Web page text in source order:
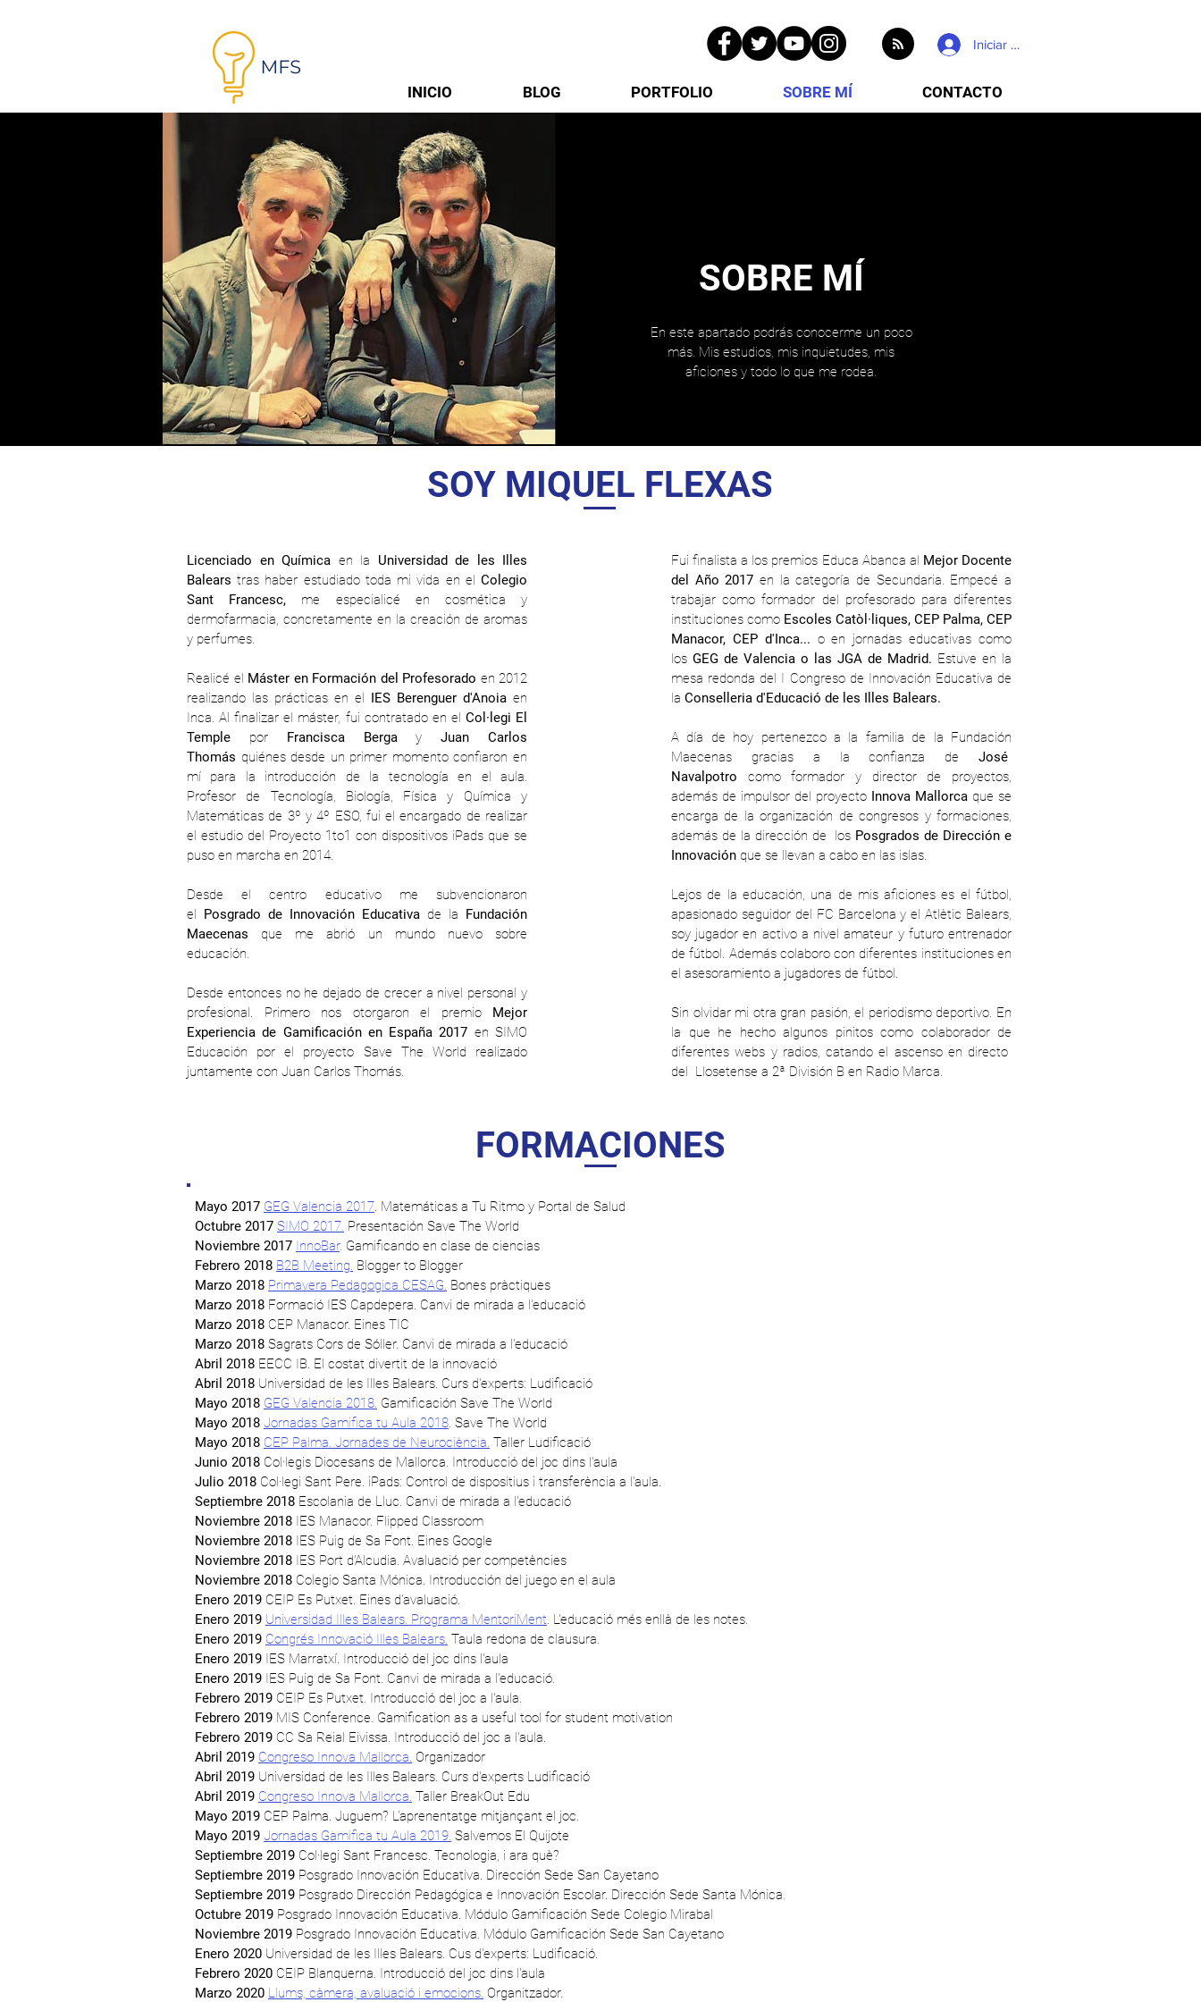
Iniciar sesión
INICIO BLOG PORTFOLIO SOBRE MÍ CONTACTO
SOBRE MÍ
En este apartado podrás conocerme un poco
más. Mis estudios, mis inquietudes, mis
aficiones y todo lo que me rodea.
SOY MIQUEL FLEXAS
Licenciado en Química en la Universidad de les Illes
Balears tras haber estudiado toda mi vida en el Colegio
Sant Francesc, me especialicé en cosmética y
dermofarmacia, concretamente en la creación de aromas
y perfumes.
Realicé el Máster en Formación del Profesorado en 2012
realizando las prácticas en el IES Berenguer d'Anoia en
Inca. Al finalizar el máster, fui contratado en el Col·legi El
Temple por Francisca BergayJuan Carlos
Thomás quiénes desde un primer momento confiaron en
mí para la introducción de la tecnología en el aula.
Profesor de Tecnología, Biología, Física y Química y
Matemáticas de 3º y 4º ESO, fui el encargado de realizar
el estudio del Proyecto 1to1 con dispositivos iPads que se
puso en marcha en 2014.
Desde el centro educativo me subvencionaron
el Posgrado de Innovación Educativa de la Fundación
Maecenas que me abrió un mundo nuevo sobre
educación.
Desde entonces no he dejado de crecer a nivel personal y
profesional. Primero nos otorgaron el premio Mejor
Experiencia de Gamificación en España 2017 en SIMO
Educación por el proyecto Save The World realizado
juntamente con Juan Carlos Thomás.
Fui finalista a los premios Educa Abanca al Mejor Docente
del Año 2017 en la categoría de Secundaria. Empecé a
trabajar como formador del profesorado para diferentes
instituciones como Escoles Catòl·liques, CEP Palma, CEP
Manacor, CEP d'Inca... o en jornadas educativas como
los GEG de Valencia o las JGA de Madrid. Estuve en la
mesa redonda del I Congreso de Innovación Educativa de
la Conselleria d'Educació de les Illes Balears.
A día de hoy pertenezco a la familia de la Fundación
Maecenas gracias a la confianza de José
Navalpotro como formador y director de proyectos,
además de impulsor del proyecto Innova Mallorca que se
encarga de la organización de congresos y formaciones,
además de la dirección de los Posgrados de Dirección e
Innovación que se llevan a cabo en las islas.
Lejos de la educación, una de mis aficiones es el fútbol,
apasionado seguidor del FC Barcelona y el Atlètic Balears,
soy jugador en activo a nivel amateur y futuro entrenador
de fútbol. Además colaboro con diferentes instituciones en
el asesoramiento a jugadores de fútbol.
Sin olvidar mi otra gran pasión, el periodismo deportivo. En
la que he hecho algunos pinitos como colaborador de
diferentes webs y radios, catando el ascenso en directo
del Llosetense a 2ª División B en Radio Marca.
FORMACIONES
Mayo 2017 GEG Valencia 2017. Matemáticas a Tu Ritmo y Portal de Salud
Octubre 2017 SIMO 2017. Presentación Save The World
Noviembre 2017 InnoBar. Gamificando en clase de ciencias
Febrero 2018 B2B Meeting. Blogger to Blogger
Marzo 2018 Primavera Pedagogica CESAG. Bones pràctiques
Marzo 2018 Formació IES Capdepera. Canvi de mirada a l'educació
Marzo 2018 CEP Manacor. Eines TIC
Marzo 2018 Sagrats Cors de Sóller. Canvi de mirada a l'educació
Abril 2018 EECC IB. El costat divertit de la innovació
Abril 2018 Universidad de les Illes Balears. Curs d'experts: Ludificació
Mayo 2018 GEG Valencia 2018. Gamificación Save The World
Mayo 2018 Jornadas Gamifica tu Aula 2018. Save The World
Mayo 2018 CEP Palma. Jornades de Neurociència. Taller Ludificació
Junio 2018 Col·legis Diocesans de Mallorca. Introducció del joc dins l'aula
Julio 2018 Col·legi Sant Pere. iPads: Control de dispositius i transferència a l'aula.
Septiembre 2018 Escolania de Lluc. Canvi de mirada a l'educació
Noviembre 2018 IES Manacor. Flipped Classroom
Noviembre 2018 IES Puig de Sa Font. Eines Google
Noviembre 2018 IES Port d'Alcudia. Avaluació per competències
Noviembre 2018 Colegio Santa Mónica. Introducción del juego en el aula
Enero 2019 CEIP Es Putxet. Eines d'avaluació.
Enero 2019 Universidad Illes Balears. Programa MentoriMent. L'educació més enllà de les notes.
Enero 2019 Congrés Innovació Illes Balears. Taula redona de clausura.
Enero 2019 IES Marratxí. Introducció del joc dins l'aula
Enero 2019 IES Puig de Sa Font. Canvi de mirada a l'educació.
Febrero 2019 CEIP Es Putxet. Introducció del joc a l'aula.
Febrero 2019 MIS Conference. Gamification as a useful tool for student motivation
Febrero 2019 CC Sa Reial Eivissa. Introducció del joc a l'aula.
Abril 2019 Congreso Innova Mallorca. Organizador
Abril 2019 Universidad de les Illes Balears. Curs d'experts Ludificació
Abril 2019 Congreso Innova Mallorca. Taller BreakOut Edu
Mayo 2019 CEP Palma. Juguem? L'aprenentatge mitjançant el joc.
Mayo 2019 Jornadas Gamifica tu Aula 2019. Salvemos El Quijote
Septiembre 2019 Col·legi Sant Francesc. Tecnologia, i ara què?
Septiembre 2019 Posgrado Innovación Educativa. Dirección Sede San Cayetano
Septiembre 2019 Posgrado Dirección Pedagógica e Innovación Escolar. Dirección Sede Santa Mónica.
Octubre 2019 Posgrado Innovación Educativa. Módulo Gamificación Sede Colegio Mirabal
Noviembre 2019 Posgrado Innovación Educativa. Módulo Gamificación Sede San Cayetano
Enero 2020 Universidad de les Illes Balears. Cus d'experts: Ludificació.
Febrero 2020 CEIP Blanquerna. Introducció del joc dins l'aula
Marzo 2020 Llums, càmera, avaluació i emocions. Organitzador.